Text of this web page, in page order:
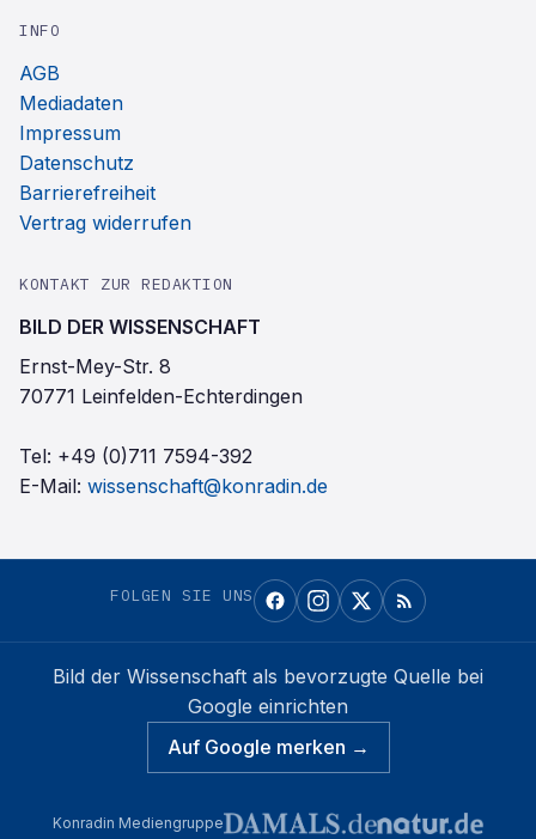
INFO
AGB
Mediadaten
Impressum
Datenschutz
Barrierefreiheit
Vertrag widerrufen
KONTAKT ZUR REDAKTION
BILD DER WISSENSCHAFT
Ernst-Mey-Str. 8
70771 Leinfelden-Echterdingen
Tel: +49 (0)711 7594-392
E-Mail: wissenschaft@konradin.de
FOLGEN SIE UNS
Bild der Wissenschaft als bevorzugte Quelle bei
Google einrichten
Auf Google merken →
Konradin Mediengruppe